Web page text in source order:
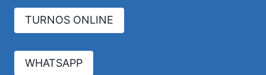
ULTRA-
PROCESADOS
IMPACTO
LA
TURNOS ONLINE
WHATSAPP